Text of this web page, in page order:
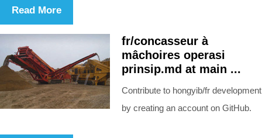
Read More
fr/concasseur à
mâchoires operasi
prinsip.md at main ...
Contribute to hongyib/fr development
by creating an account on GitHub.